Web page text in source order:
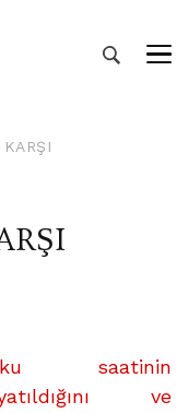
KARŞI
saatinin
ve